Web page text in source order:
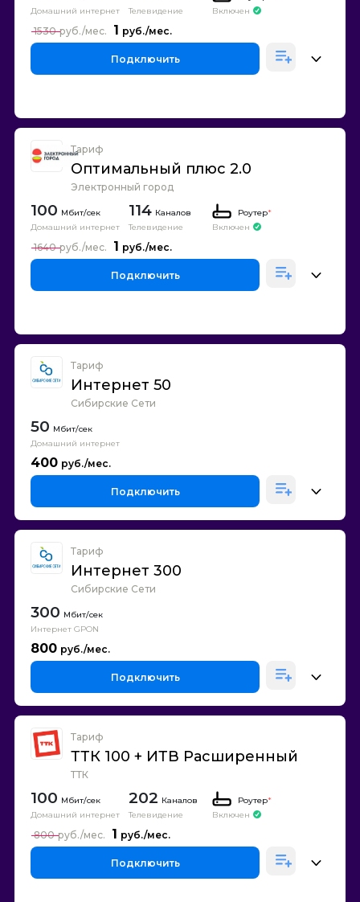
Домашний интернет
Телевидение
Включен
1
1530
Подключить
Тариф
Оптимальный плюс 2.0
Электронный город
100
Домашний интернет
114 Каналов
Телевидение
Роутер*
Включен
1
1640
Подключить
Тариф
Интернет 50
Сибирские Сети
50
Домашний интернет
400
Подключить
Тариф
Интернет 300
Сибирские Сети
300
Интернет GPON
800
Подключить
Тариф
ТТК 100 + ИТВ Расширенный
ТТК
100
Домашний интернет
202 Каналов
Телевидение
Роутер*
Включен
1
800
Подключить